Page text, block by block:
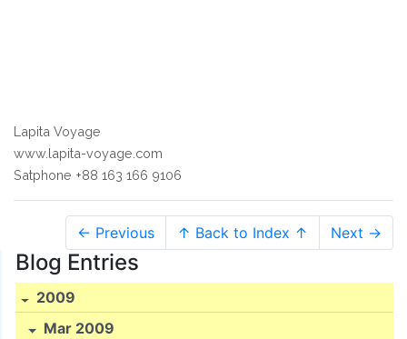
Lapita Voyage
www.lapita-voyage.com
Satphone +88 163 166 9106
← Previous ↑ Back to Index ↑ Next →
Blog Entries
2009
Mar 2009